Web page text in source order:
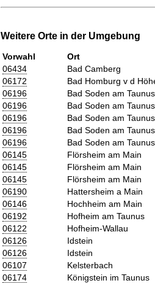
Weitere Orte in der Umgebung
Vorwahl
Ort
06434
Bad Camberg
06172
Bad Homburg v d
06196
Bad Soden am Taunus
06196
Bad Soden am Taunus
06196
Bad Soden am Taunus
06196
Bad Soden am Taunus
06196
Bad Soden am Taunus
06145
Flörsheim am Main
06145
Flörsheim am Main
06145
Flörsheim am Main
06190
Hattersheim a Main
06146
Hochheim am Main
06192
Hofheim am Taunus
06122
Hofheim-Wallau
06126
Idstein
06126
Idstein
06107
Kelsterbach
06174
Königstein im Taunus